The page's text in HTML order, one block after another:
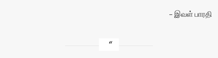
இவள் பாரதி